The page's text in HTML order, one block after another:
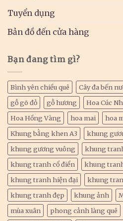
Tuyển dụng
Bản đồ đến cửa hàng
Bạn đang tìm gì?
Bình yên chiều quê Cây đa bến
gỗ gõ đỏ
gỗ hương Hoa Cúc
Hoa Hồng Vàng
hoa mai hoa
Khung bằng khen A3
khung
khung gương vuông
khung
khung tranh cổ điển
khung
khung tranh hiện đại
khung
khung tranh đẹp
khung ảnh
mùa xuân
phong cảnh làng quê